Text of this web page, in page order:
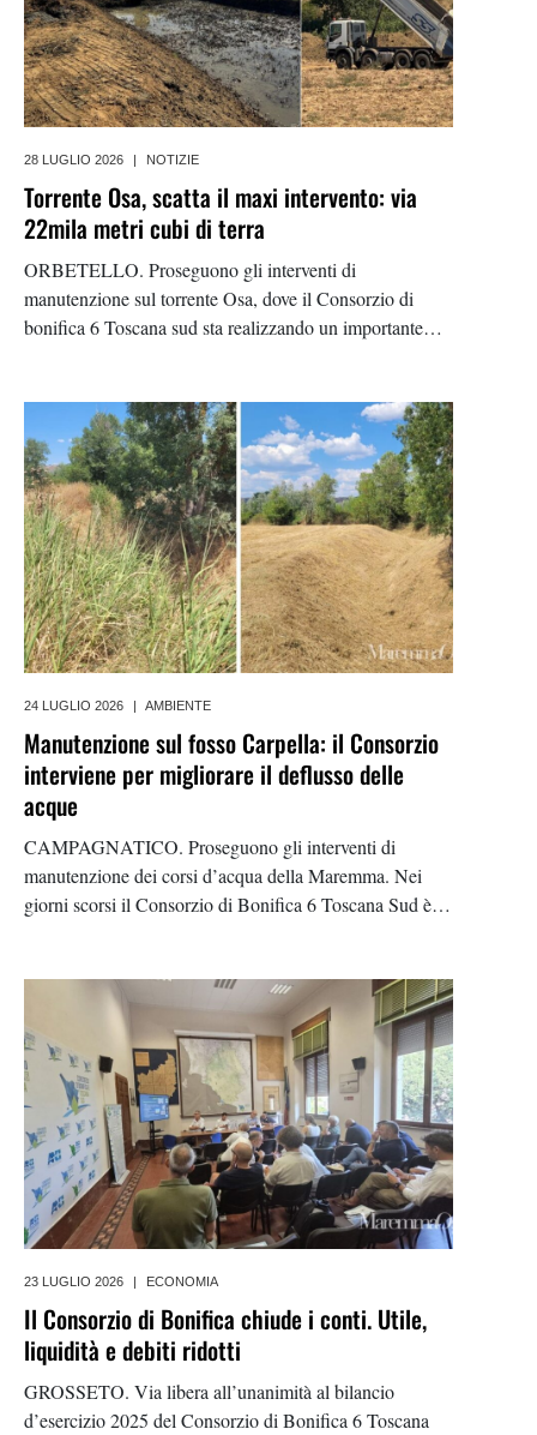
28 LUGLIO 2026 NOTIZIE
Torrente Osa, scatta il maxi intervento: via
22mila metri cubi di terra
ORBETELLO. Proseguono gli interventi di
manutenzione sul torrente Osa, dove il Consorzio di
bonifica 6 Toscana sud sta realizzando un importante
in particolare la canaletta
24 LUGLIO 2026 | AMBIENTE
Manutenzione sul fosso Carpella: il Consorzio
interviene per migliorare il deflusso delle
acque
CAMPAGNATICO. Proseguono gli interventi di
manutenzione dei corsi d’acqua della Maremma. Nei
giorni scorsi il Consorzio di Bonifica 6 Toscana Sud è
comunale di Campagnatico. L’operazione
23 LUGLIO 2026 ECONOMIA
Il Consorzio di Bonifica chiude i conti. Utile,
liquidità e debiti ridotti
GROSSETO. Via libera all’unanimità al bilancio
d’esercizio 2025 del Consorzio di Bonifica 6 Toscana